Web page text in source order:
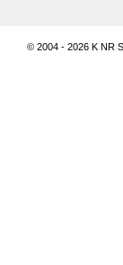
© 2004 - 2026 K NR